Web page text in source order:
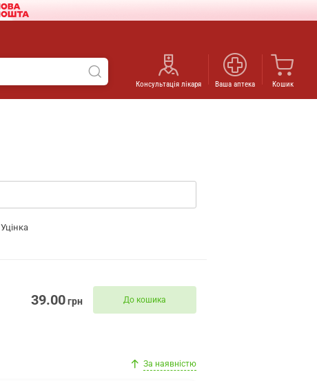
Консультація лікаря Ваша аптека Кошик
Уцінка
39.00грн До кошика
За наявністю